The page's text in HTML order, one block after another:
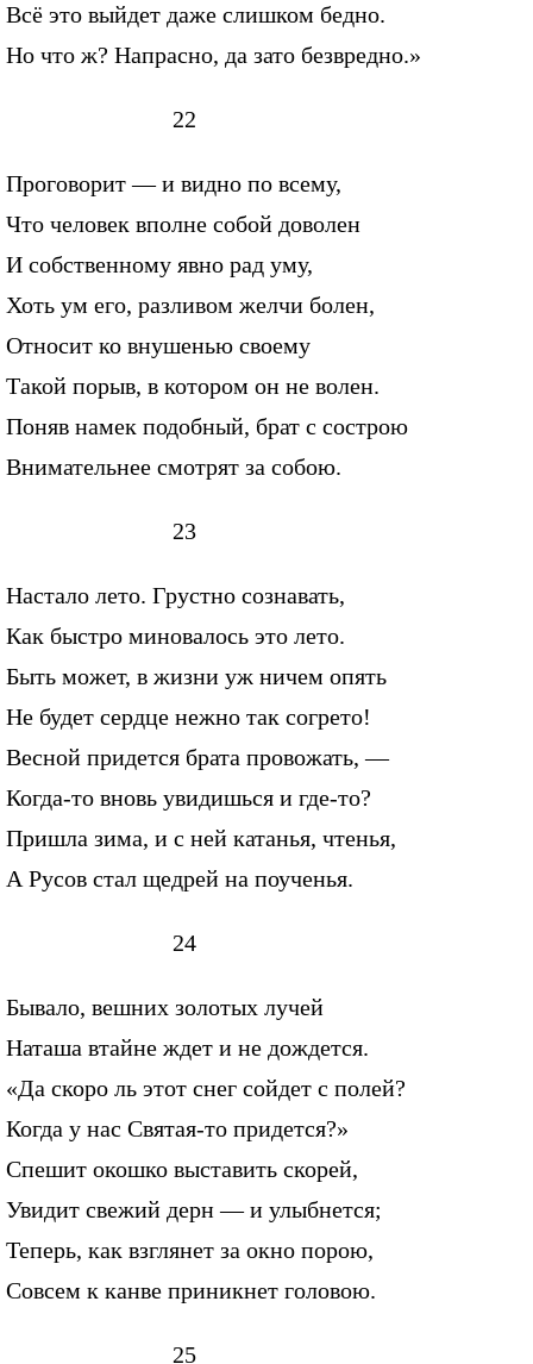
Всё это выйдет даже слишком бедно.
Но что ж? Напрасно, да зато безвредно.»
22
Проговорит — и видно по всему,
Что человек вполне собой доволен
И собственному явно рад уму,
Хоть ум его, разливом желчи болен,
Относит ко внушенью своему
Такой порыв, в котором он не волен.
Поняв намек подобный, брат с сострою
Внимательнее смотрят за собою.
23
Настало лето. Грустно сознавать,
Как быстро миновалось это лето.
Быть может, в жизни уж ничем опять
Не будет сердце нежно так согрето!
Весной придется брата провожать, —
Когда-то вновь увидишься и где-то?
Пришла зима, и с ней катанья, чтенья,
А Русов стал щедрей на поученья.
24
Бывало, вешних золотых лучей
Наташа втайне ждет и не дождется.
«Да скоро ль этот снег сойдет с полей?
Когда у нас Святая-то придется?»
Спешит окошко выставить скорей,
Увидит свежий дерн — и улыбнется;
Теперь, как взглянет за окно порою,
Совсем к канве приникнет головою.
25